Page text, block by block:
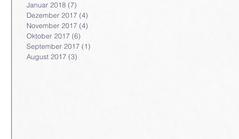
Januar 2018 (7)
Dezember 2017 (4)
November 2017 (4)
Oktober 2017 (6)
September 2017 (1)
August 2017 (3)